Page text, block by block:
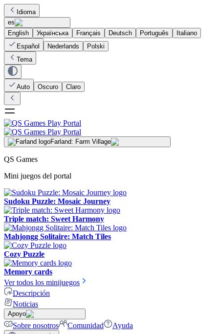
Idioma
es
English
Українська Français Deutsch Português
Italiano
Español
Nederlands
Polski
Tema
Auto Oscuro Claro
Farland: Farm Village
QS Games
Mini juegos del portal
Sudoku Puzzle: Mosaic Journey
Triple match: Sweet Harmony
Mahjongg Solitaire: Match Tiles
Cozy Puzzle
Memory cards
Ver todos los minijuegos
Descripción
Noticias
Apoyo
Sobre nosotros Comunidad Ayuda